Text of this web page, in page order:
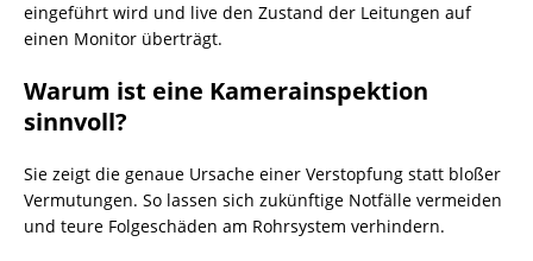
eingeführt wird und live den Zustand der Leitungen auf
einen Monitor überträgt.
Warum ist eine Kamerainspektion
sinnvoll?
Sie zeigt die genaue Ursache einer Verstopfung statt bloßer
Vermutungen. So lassen sich zukünftige Notfälle vermeiden
und teure Folgeschäden am Rohrsystem verhindern.